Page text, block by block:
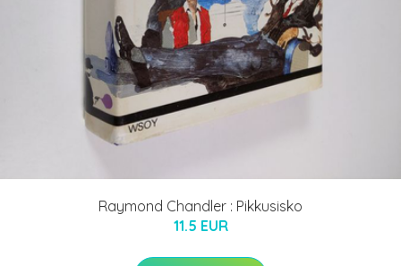
Raymond Chandler : Pikkusisko
11.5 EUR